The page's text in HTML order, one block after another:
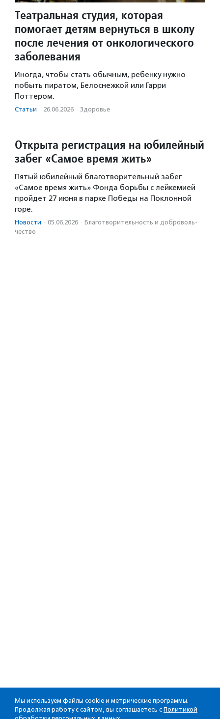
Театральная студия, которая
помогает детям вернуться в школу
после лечения от онкологического
заболевания
Иногда, чтобы стать обычным, ребенку нужно
побыть пиратом, Белоснежкой или Гарри
Поттером.
Статьи · 26.06.2026 · Здоровье
Открыта регистрация на юбилейный
забег «Самое время жить»
Пятый юбилейный благотворительный забег
«Самое время жить» Фонда борьбы с лейкемией
пройдет 27 июня в парке Победы на Поклонной
горе.
Новости · 05.06.2026 · Благотвори­тель­ность и доброволь­
чест­во
Мы используем файлы cookie и метрические программы.
Продолжая работу с сайтом, вы соглашаетесь с Политикой